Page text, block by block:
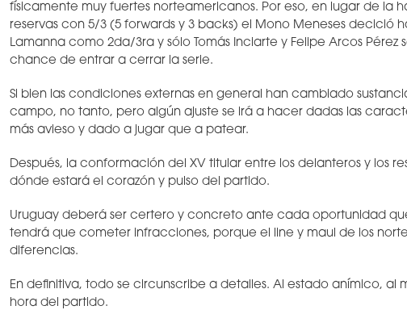
físicamente muy fuertes norteamericanos. Por eso, en lugar de la
reservas con 5/3 (5 forwards y 3 backs) el Mono Meneses decició
Lamanna como 2da/3ra y sólo Tomás Inciarte y Felipe Arcos Pérez
chance de entrar a cerrar la serie.
Si bien las condiciones externas en general han cambiado
campo, no tanto, pero algún ajuste se irá a hacer dadas las
más avieso y dado a jugar que a patear.
Después, la conformación del XV titular entre los delanteros y los
dónde estará el corazón y pulso del partido.
Uruguay deberá ser certero y concreto ante cada oportunidad
tendrá que cometer infracciones, porque el line y maul de los
diferencias.
En definitiva, todo se circunscribe a detalles. Al estado anímico, al
hora del partido.